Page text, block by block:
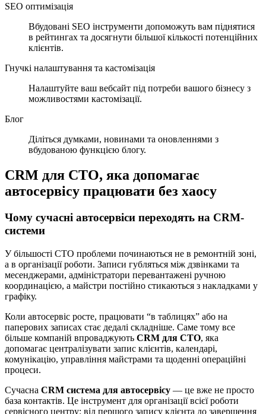
SEO оптимізація
Вбудовані SEO інструменти допоможуть вам піднятися
в рейтингах та досягнути більшої кількості потенційних
клієнтів.
Гнучкі налаштування та кастомізація
Налаштуйте ваш вебсайт під потреби вашого бізнесу з
можливостями кастомізації.
Блог
Діліться думками, новинами та оновленнями з
вбудованою функцією блогу.
CRM для СТО, яка допомагає
автосервісу працювати без хаосу
Чому сучасні автосервіси переходять на CRM-
системи
У більшості СТО проблеми починаються не в ремонтній зоні,
а в організації роботи. Записи губляться між дзвінками та
месенджерами, адміністратори перевантажені ручною
координацією, а майстри постійно стикаються з накладками у
графіку.
Коли автосервіс росте, працювати “в таблицях” або на
паперових записах стає дедалі складніше. Саме тому все
більше компаній впроваджують CRM для СТО, яка
допомагає централізувати запис клієнтів, календарі,
комунікацію, управління майстрами та щоденні операційні
процеси.
Сучасна CRM система для автосервісу — це вже не просто
база контактів. Це інструмент для організації всієї роботи
сервісного центру: від першого запису клієнта до завершення